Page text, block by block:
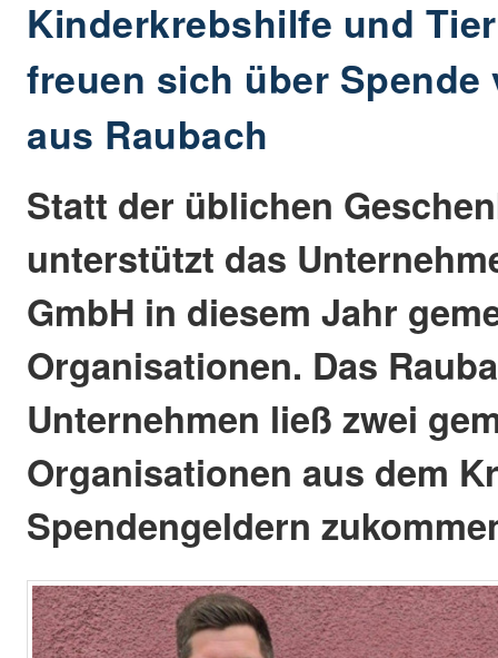
Kinderkrebshilfe und
freuen sich über Spende
aus Raubach
Statt der üblichen
unterstützt das
GmbH in diesem Jahr
Organisationen. Das
Unternehmen ließ zwei
Organisationen aus dem
Spendengeldern